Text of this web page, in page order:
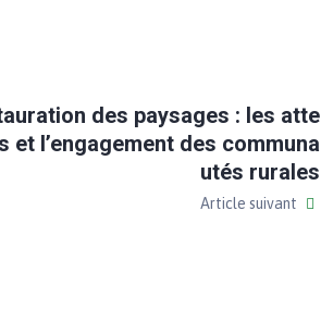
des paysages : les atte
et l’engagement des communa
utés rurales
Article suivant